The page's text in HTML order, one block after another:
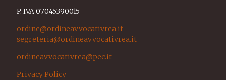
P. IVA 07045390015
ordine@ordineavvocativrea.it -
segreteria@ordineavvocativrea.it
ordineavvocativrea@pec.it
Privacy Policy